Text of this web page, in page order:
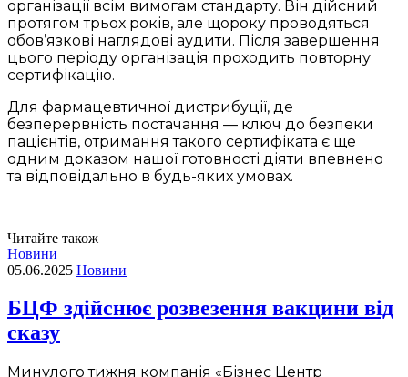
організації всім вимогам стандарту. Він дійсний
протягом трьох років, але щороку проводяться
обов’язкові наглядові аудити. Після завершення
цього періоду організація проходить повторну
сертифікацію.
Для фармацевтичної дистрибуції, де
безперервність постачання — ключ до безпеки
пацієнтів, отримання такого сертифіката є ще
одним доказом нашої готовності діяти впевнено
та відповідально в будь-яких умовах.
Читайте також
Новини
05.06.2025 Новини
БЦФ здійснює розвезення вакцини від
сказу
Минулого тижня компанія «Бізнес Центр